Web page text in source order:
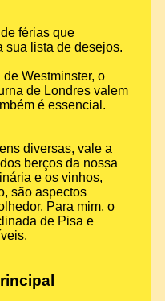
férias que
sua lista de desejos.
Westminster, o
de Londres valem
é essencial.
diversas, vale a
berços da nossa
e os vinhos,
são aspectos
Para mim, o
de Pisa e